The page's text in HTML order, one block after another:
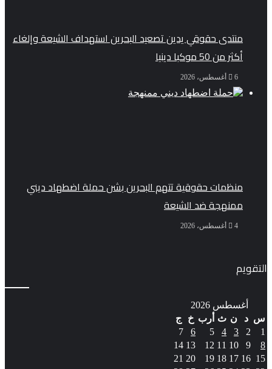
منتدى حقوقي يدين تصعيد البحرين استهداف الشيعة وإلغاء
أكثر من 50 موكبا دينيا
6 أغسطس، 2026
منظمات حقوقية تتهم البحرين بشن حملة اضطهاد ديني
ممنهجة ضد الشيعة
4 أغسطس، 2026
التقويم
أغسطس 2026
س
د ن ث أرب خ
ج
1
2
3
4
5
6
7
8
9
10
11
12
13
14
15
16
17
18
19
20
21